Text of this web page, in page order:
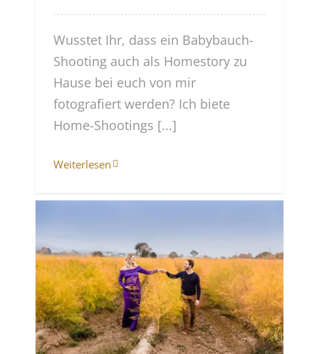
Wusstet Ihr, dass ein Babybauch-
Shooting auch als Homestory zu
Hause bei euch von mir
fotografiert werden? Ich biete
Home-Shootings [...]
Weiterlesen